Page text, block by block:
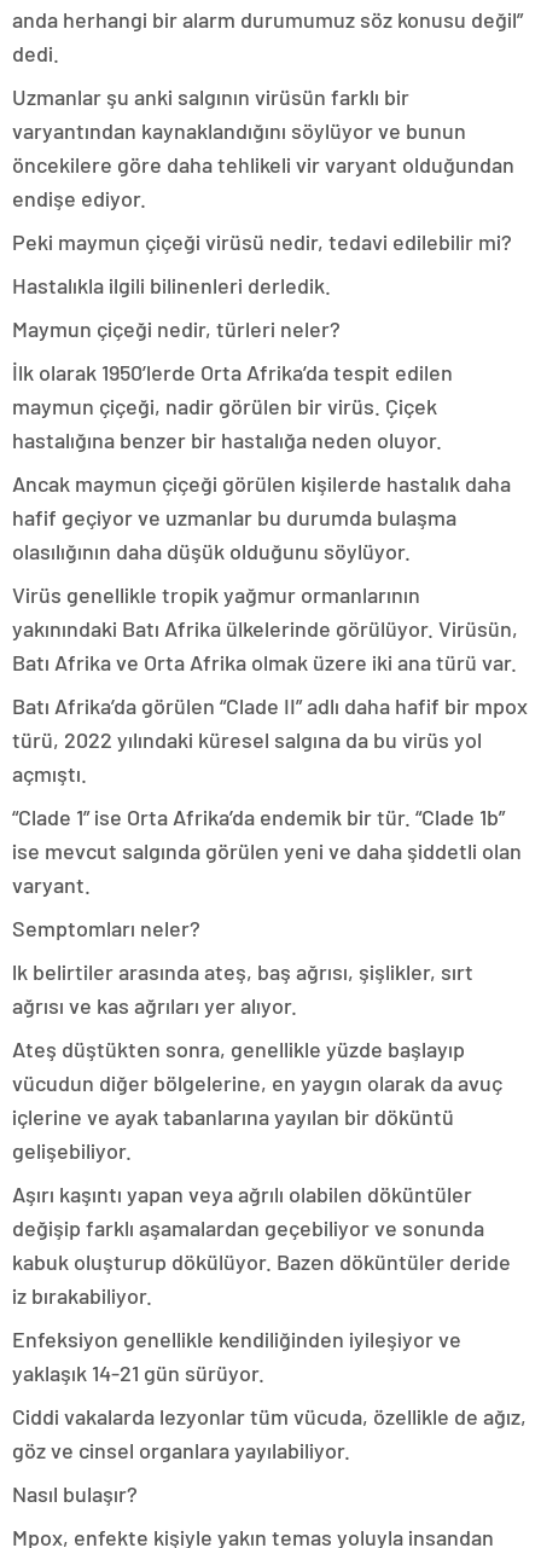
anda herhangi bir alarm durumumuz söz konusu değil”
dedi.
Uzmanlar şu anki salgının virüsün farklı bir
varyantından kaynaklandığını söylüyor ve bunun
öncekilere göre daha tehlikeli vir varyant olduğundan
endişe ediyor.
Peki maymun çiçeği virüsü nedir, tedavi edilebilir mi?
Hastalıkla ilgili bilinenleri derledik.
Maymun çiçeği nedir, türleri neler?
İlk olarak 1950’lerde Orta Afrika’da tespit edilen
maymun çiçeği, nadir görülen bir virüs. Çiçek
hastalığına benzer bir hastalığa neden oluyor.
Ancak maymun çiçeği görülen kişilerde hastalık daha
hafif geçiyor ve uzmanlar bu durumda bulaşma
olasılığının daha düşük olduğunu söylüyor.
Virüs genellikle tropik yağmur ormanlarının
yakınındaki Batı Afrika ülkelerinde görülüyor. Virüsün,
Batı Afrika ve Orta Afrika olmak üzere iki ana türü var.
Batı Afrika’da görülen “Clade II” adlı daha hafif bir mpox
türü, 2022 yılındaki küresel salgına da bu virüs yol
açmıştı.
“Clade 1” ise Orta Afrika’da endemik bir tür. “Clade 1b”
ise mevcut salgında görülen yeni ve daha şiddetli olan
varyant.
Semptomları neler?
lk belirtiler arasında ateş, baş ağrısı, şişlikler, sırt
ağrısı ve kas ağrıları yer alıyor.
Ateş düştükten sonra, genellikle yüzde başlayıp
vücudun diğer bölgelerine, en yaygın olarak da avuç
içlerine ve ayak tabanlarına yayılan bir döküntü
gelişebiliyor.
Aşırı kaşıntı yapan veya ağrılı olabilen döküntüler
değişip farklı aşamalardan geçebiliyor ve sonunda
kabuk oluşturup dökülüyor. Bazen döküntüler deride
iz bırakabiliyor.
Enfeksiyon genellikle kendiliğinden iyileşiyor ve
yaklaşık 14-21 gün sürüyor.
Ciddi vakalarda lezyonlar tüm vücuda, özellikle de ağız,
göz ve cinsel organlara yayılabiliyor.
Nasıl bulaşır?
Mpox, enfekte kişiyle yakın temas yoluyla insandan